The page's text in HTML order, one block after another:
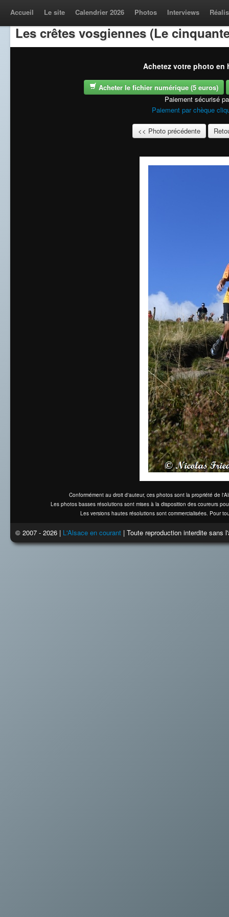
Accueil Le site Calendrier 2026 Photos Interviews
Les crêtes vosgiennes (Le
Achetez votre photo en
Acheter le fichier numérique (5 euros)
Paiement sécurisé
Paiement par chèque
<< Photo précédente
Conformément au droit d'auteur, ces photos sont la propriété de
Les photos basses résolutions sont mises à la disposition des coureurs
Les versions hautes résolutions sont commercialisées. Pour
© 2007 - 2026 | L'Alsace en courant | Toute reproduction interdite sans